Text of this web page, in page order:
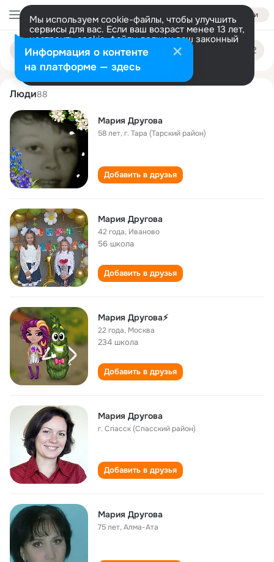
Войти
Мы используем cookie-файлы, чтобы улучшить
сервисы для вас. Если ваш возраст менее 13 лет,
настроить cookie-файлы должен ваш законный
представитель. Больше информации
Разрешить все Настроить
Поиск
людям
mariya drugova
Люди88
Мария Другова
58 лет,г. Тара (Тарский район)
Добавить в друзья
Мария Другова
42 года, Иваново
56 школа
Добавить в друзья
Мария Другова⚡
22 года, Москва
234 школа
Добавить в друзья
Мария Другова
г. Спасск (Спасский район)
Добавить в друзья
Мария Другова
75 лет,Алма-Ата
Информация о контенте
на платформе — здесь